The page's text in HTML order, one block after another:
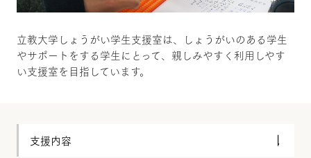
立教大学しょうがい学生支援室は、しょうがいのある学生
やサポートをする学生にとって、親しみやすく利用しやす
い支援室を目指しています。
支援内容